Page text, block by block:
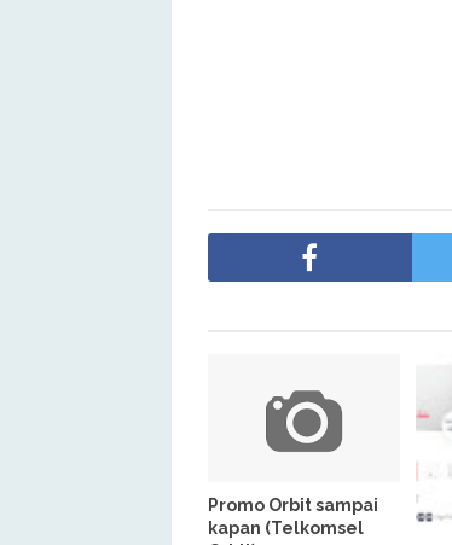
Promo Orbit sampai
kapan (Telkomsel